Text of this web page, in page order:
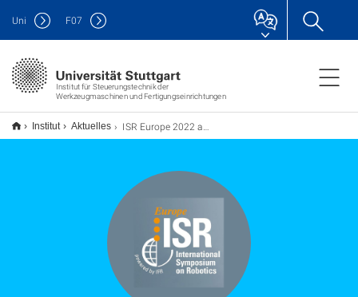
Institut für Steuerungstechnik der
Werkzeugmaschinen und Fertigungseinrichtungen
Uni F07
Institut Aktuelles ISR Europe 2022 auf der Automatica Messe in München